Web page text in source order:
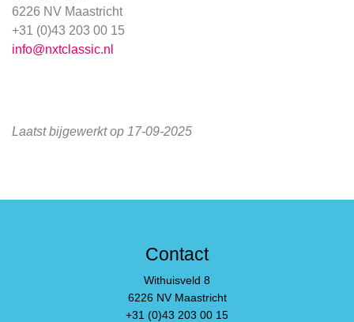
6226 NV Maastricht
+31 (0)43 203 00 15
info@nxtclassic.nl
Laatst bijgewerkt op 17-09-2025
Contact
Withuisveld 8
6226 NV Maastricht
+31 (0)43 203 00 15